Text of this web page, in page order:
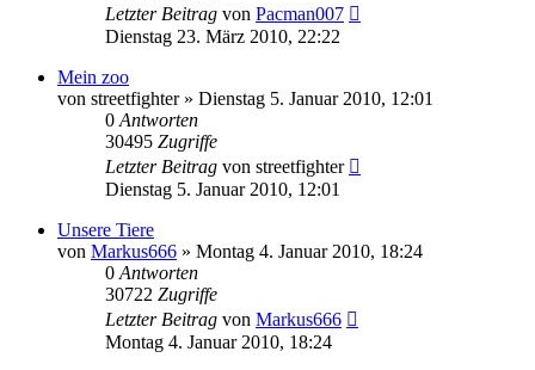
Letzter Beitrag von Pacman007
Dienstag 23. März 2010, 22:22
Mein zoo
von streetfighter» Dienstag 5. Januar 2010, 12:01
0 Antworten
30495 Zugriffe
Letzter Beitrag von streetfighter
Dienstag 5. Januar 2010, 12:01
Unsere Tiere
von Markus666 » Montag 4. Januar 2010, 18:24
0 Antworten
30722 Zugriffe
Letzter Beitrag von Markus666
Montag 4. Januar 2010, 18:24